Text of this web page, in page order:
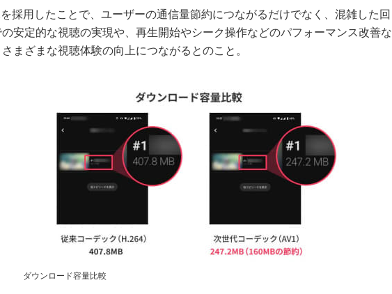
採用したことで、ユーザーの通信量節約につながるだけでなく、混雑した回
安定的な視聴の実現や、再生開始やシーク操作などのパフォーマンス改善な
さまざまな視聴体験の向上につながるとのこと。
ダウンロード容量比較